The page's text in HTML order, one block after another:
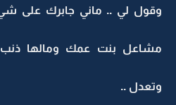
وقول لي .. ماني جابرك على
مشاعل بنت عمك ومالها ذنب
وتعدل ..